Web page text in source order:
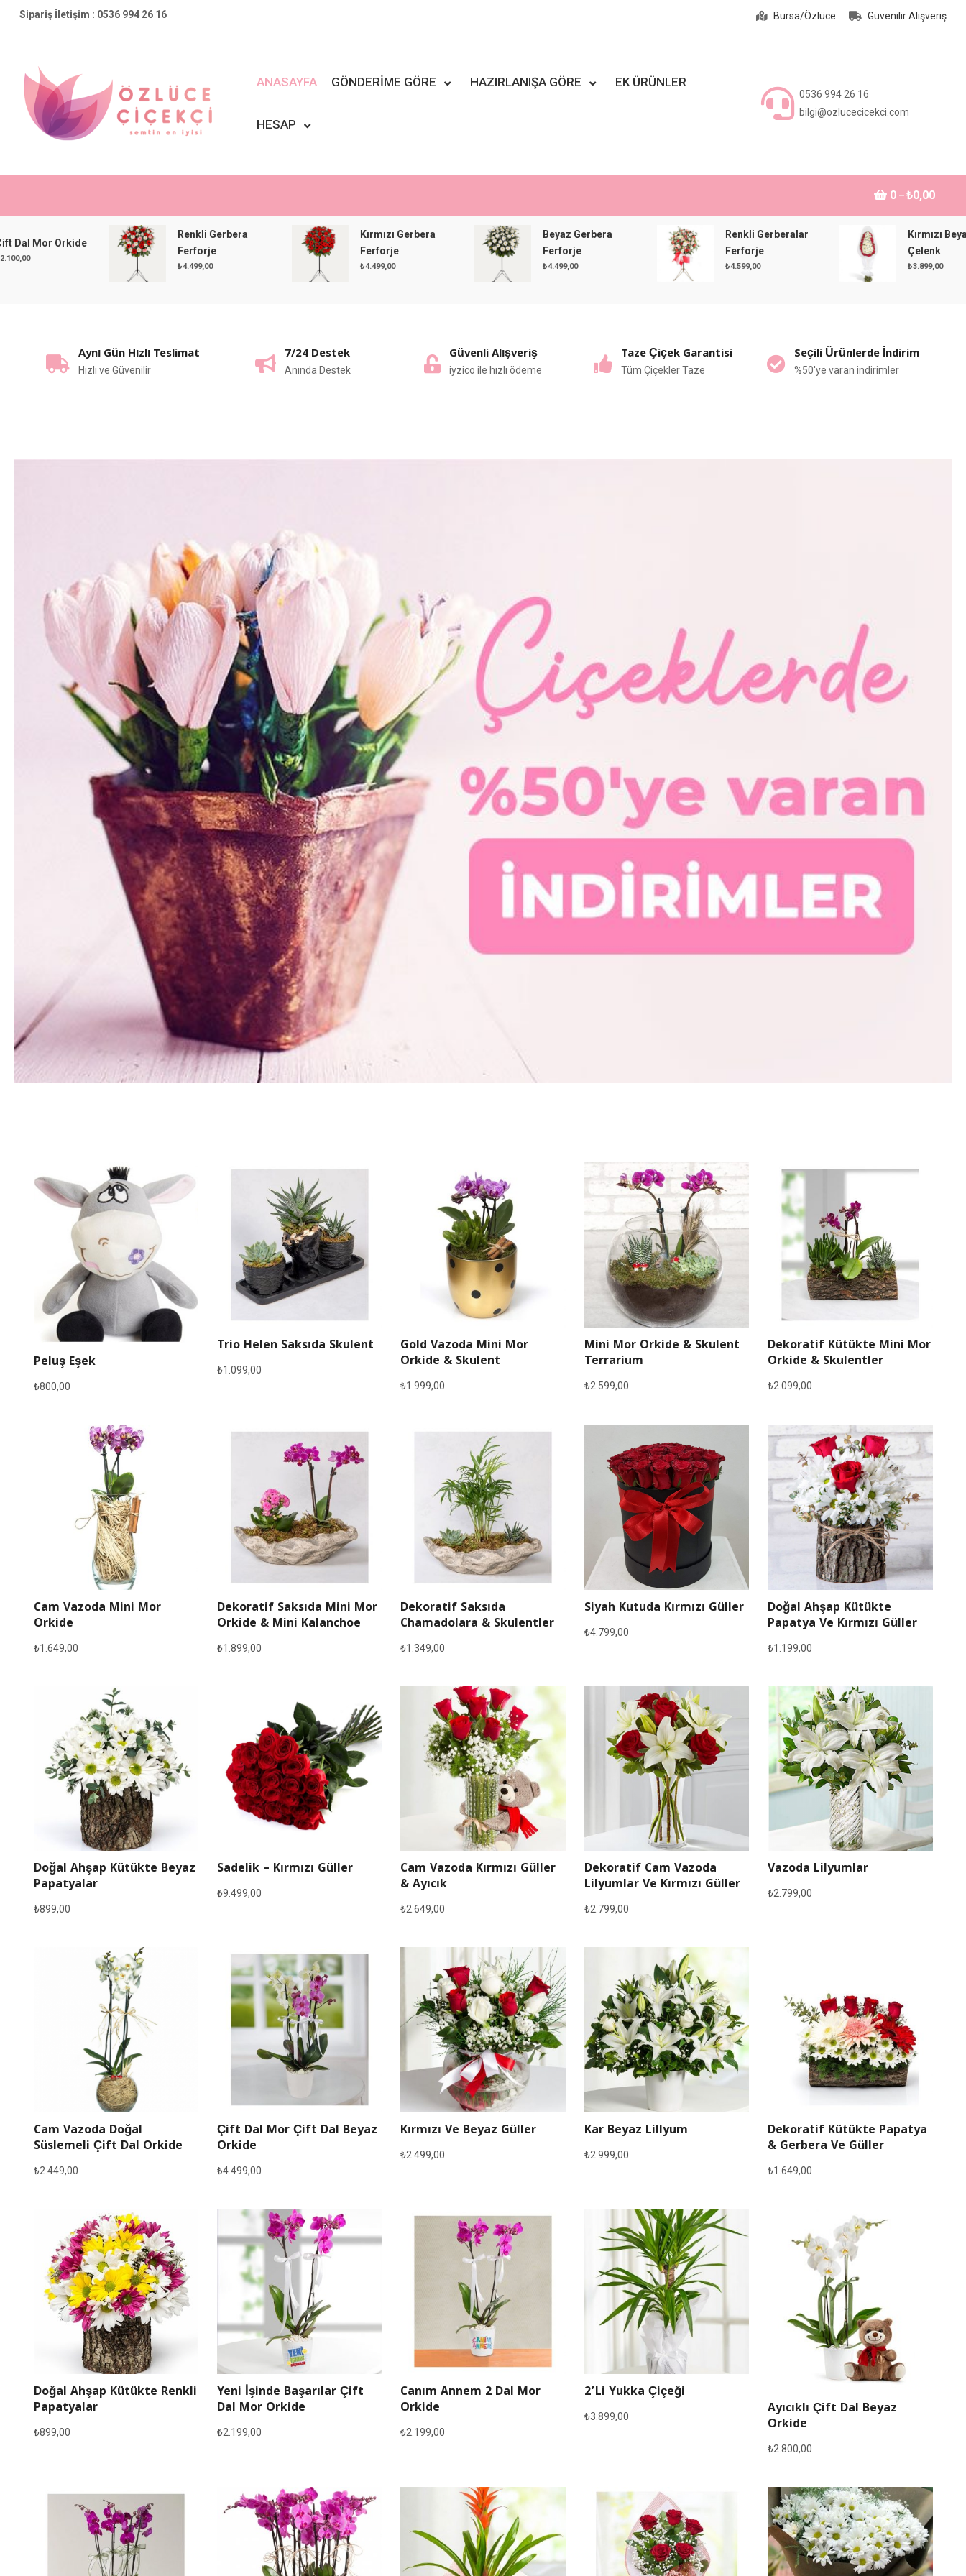
Skip
to
Sipariş İletişim : 0536 994 26 16 Bursa/Özlüce Güvenilir Alışveriş
ANASAYFA GÖNDERIME GÖRE HAZIRLANIŞA GÖRE EK ÜRÜNLER
HESAP
0536 994 26 16
bilgi@ozlucecicekci.com
0 ₺0,00
Orkide
Renkli Gerbera
Ferforje
4.499,00
Kırmızı Gerbera
Ferforje
4.499,00
Beyaz Gerbera
Ferforje
4.499,00
Renkli Gerberalar
Ferforje
4.599,00
Kırmızı Beyaz
Çelenk
3.899,00
Aynı Gün Hızlı Teslimat
Hızlı ve Güvenilir
7/24 Destek
Anında Destek
Güvenli Alışveriş
iyzico ile hızlı ödeme
Taze Çiçek Garantisi
Tüm Çiçekler Taze
Seçili Ürünlerde İndirim
%50'ye varan indirimler
Peluş Eşek
₺800,00
Trio Helen Saksıda Skulent
₺1.099,00
Gold Vazoda Mini Mor
Orkide & Skulent
₺1.999,00
Mini Mor Orkide & Skulent
Terrarium
₺2.599,00
Dekoratif Kütükte Mini Mor
Orkide & Skulentler
₺2.099,00
Cam Vazoda Mini Mor
Orkide
₺1.649,00
Dekoratif Saksıda Mini Mor
Orkide & Mini Kalanchoe
₺1.899,00
Dekoratif Saksıda
Chamadolara & Skulentler
₺1.349,00
Siyah Kutuda Kırmızı Güller
₺4.799,00
Doğal Ahşap Kütükte
Papatya Ve Kırmızı Güller
₺1.199,00
Doğal Ahşap Kütükte Beyaz
Papatyalar
₺899,00
Sadelik – Kırmızı Güller
₺9.499,00
Cam Vazoda Kırmızı Güller
& Ayıcık
₺2.649,00
Dekoratif Cam Vazoda
Lilyumlar Ve Kırmızı Güller
₺2.799,00
Vazoda Lilyumlar
₺2.799,00
Cam Vazoda Doğal
Süslemeli Çift Dal Orkide
₺2.449,00
Çift Dal Mor Çift Dal Beyaz
Orkide
₺4.499,00
Kırmızı Ve Beyaz Güller
₺2.499,00
Kar Beyaz Lillyum
₺2.999,00
Dekoratif Kütükte Papatya
& Gerbera Ve Güller
₺1.649,00
Doğal Ahşap Kütükte Renkli
Papatyalar
₺899,00
Yeni İşinde Başarılar Çift
Dal Mor Orkide
₺2.199,00
Canım Annem 2 Dal Mor
Orkide
₺2.199,00
2’li Yukka Çiçeği
₺3.899,00
Ayıcıklı Çift Dal Beyaz
Orkide
₺2.800,00